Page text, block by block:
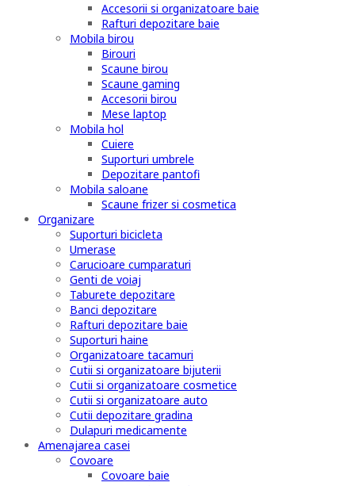
Accesorii si organizatoare baie
Rafturi depozitare baie
Mobila birou
Birouri
Scaune birou
Scaune gaming
Accesorii birou
Mese laptop
Mobila hol
Cuiere
Suporturi umbrele
Depozitare pantofi
Mobila saloane
Scaune frizer si cosmetica
Organizare
Suporturi bicicleta
Umerase
Carucioare cumparaturi
Genti de voiaj
Taburete depozitare
Banci depozitare
Rafturi depozitare baie
Suporturi haine
Organizatoare tacamuri
Cutii si organizatoare bijuterii
Cutii si organizatoare cosmetice
Cutii si organizatoare auto
Cutii depozitare gradina
Dulapuri medicamente
Amenajarea casei
Covoare
Covoare baie